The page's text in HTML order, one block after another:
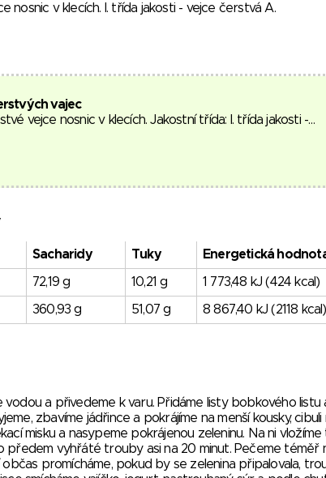
nosnic v klecích. I. třída jakosti - vejce čerstvá A.
vajec
vejce nosnic v klecích. Jakostní třída: I. třída jakosti -…
Sacharidy Tuky Energetická
72,19 g 10,21 g 1 773,48 kJ (424 kcal)
360,93 g 51,07 g 8 867,40 kJ (2118 kcal)
vodou a přivedeme k varu. Přidáme listy bobkového listu
zbavíme jádřince a pokrájíme na menší kousky, cibuli
misku a nasypeme pokrájenou zeleninu. Na ni
předem vyhřáté trouby asi na 20 minut. Pečeme téměř
občas promícháme, pokud by se zelenina připalovala,